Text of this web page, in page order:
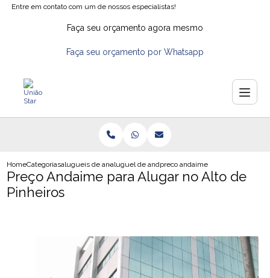
Entre em contato com um de nossos especialistas!
Faça seu orçamento agora mesmo
Faça seu orçamento por Whatsapp
HomeCategoriasalugueis de andaimesaluguel de andaimes em santo andre
preco andaime para alugar no
Preço Andaime para Alugar no Alto de
Pinheiros